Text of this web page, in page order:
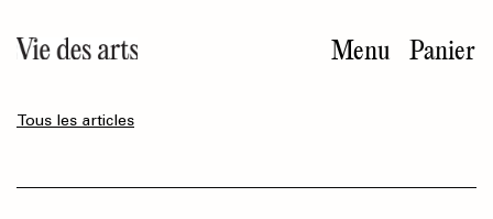
au
contenu
Menu Panier
Tous les articles